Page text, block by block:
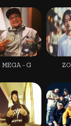
MEGA-G